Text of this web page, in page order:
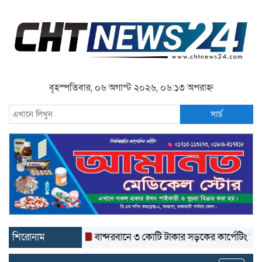
বৃহস্পতিবার, ০৬ অগাস্ট ২০২৬, ০৬:১৩ অপরাহ্ন
সার্চ
শিরোনাম বান্দরবানে ৩ কোটি টাকার সড়কের কার্পেটিং উঠে যাচ্ছে